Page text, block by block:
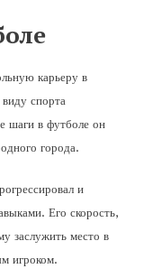
карьеру в
спорта
шаги в футболе он
города.
и
Его скорость,
заслужить место в
игроком.